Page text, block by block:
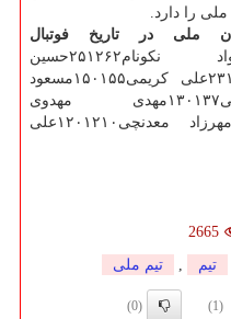
را دارد.
ملی در تاریخ فوتبال
ردیفبازیكناخطاراخراجمجموع۱جواد نكونام۲۵۱۲۶۲حسین
كعبی۲۴۱۲۵۳آندرانیك تیموریان۲۳۱۲۴۴علی كریمی۱۵۰۱۵۵مسعود
شجاعی۱۳۱۱۴۶محمد نصرتی۱۳۰۱۳۷مهدی مهدوی
كیا۱۰۲۱۲۸نیكبخت واحدی۱۱۱۱۲۹مهرزاد معدنچی۱۲۰۱۲۱۰علی
2665
تیم , تیم ملی
(1)
(0)